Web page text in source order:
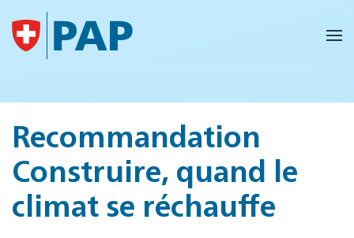
Accéder au contenu principal
Recommandation
Construire, quand le
climat se réchauffe